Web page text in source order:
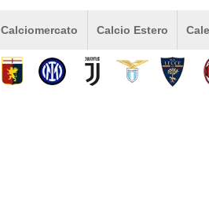
Calciomercato Calcio Estero